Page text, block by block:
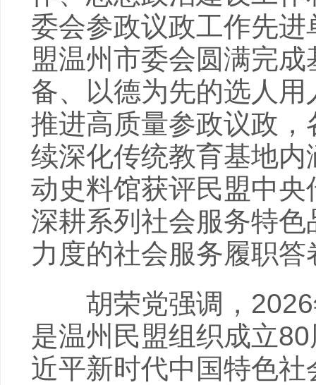
委会参政议政工作先
盟温州市委会圆满完
备、以德为先的选人
推进高质量参政议政
续深化传统教育基地
动史料馆获评民盟中
深耕系列社会服务特
力度的社会服务履职答
胡荣党强调，2026
是温州民盟组织成立
近平新时代中国特色